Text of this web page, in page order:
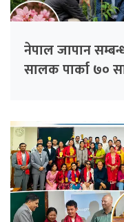
नेपाल जापान
सालक पार्का ७०